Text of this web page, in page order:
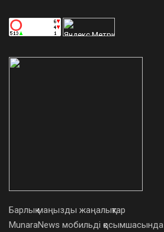
Барлық маңызды жаңалықтар
MunaraNews мобильді қосымшасында